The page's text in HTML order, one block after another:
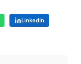
LinkedIn